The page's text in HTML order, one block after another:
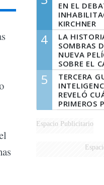
EN EL
KIRCHNER
4
LA
SOMBRAS
NUEVA
SOBRE EL
QUE
MARIDO
5
TERCERA
REVELÓ
PRIMEROS
Espacio Publicitario